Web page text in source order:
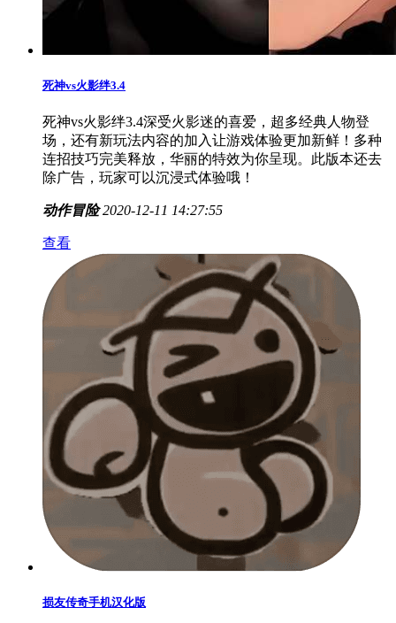
死神vs火影绊3.4
死神vs火影绊3.4深受火影迷的喜爱，超多经典人物登
场，还有新玩法内容的加入让游戏体验更加新鲜！多种
连招技巧完美释放，华丽的特效为你呈现。此版本还去
除广告，玩家可以沉浸式体验哦！
动作冒险 2020-12-11 14:27:55
查看
损友传奇手机汉化版